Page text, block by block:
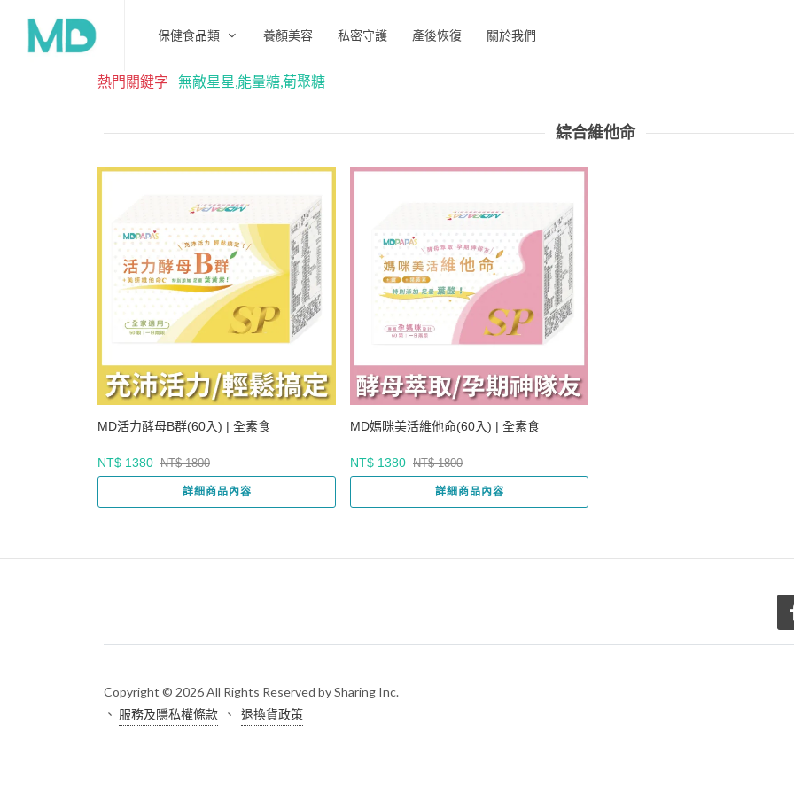
保健食品類 養顏美容 私密守護 產後恢復 關於我們
熱門關鍵字 無敵星星,能量糖,葡聚糖
綜合維他命
MD活力酵母B群(60入) | 全素食
NT$ 1380 NT$ 1800
詳細商品內容
MD媽咪美活維他命(60入) | 全素食
NT$ 1380 NT$ 1800
詳細商品內容
Copyright © 2026 All Rights Reserved by Sharing Inc.
、 服務及隱私權條款 、 退換貨政策